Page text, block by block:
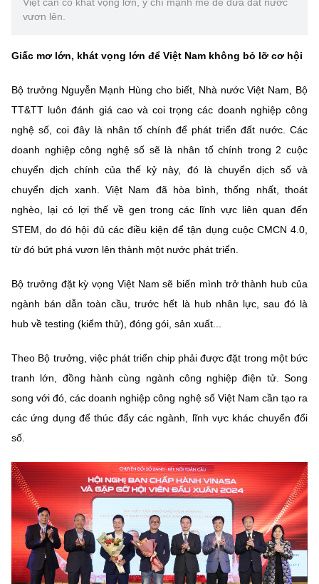
Chọn ngôn ngữ
BỘ KHOA HỌC VÀ CÔNG NGHỆ
Điều khoản sử dụng Theo dõi MST: Góp ý
Cơ quan chủ quản: Bộ Khoa học và Công nghệ (MST)
Chịu trách nhiệm nội dung: Nguyễn Thị Hải Hằng
Giám đốc Trung tâm Truyền thông Khoa học và Công nghệ.
Liên hệ
Email:stc@mst.gov.vn
©2026 Bản quyền thuộc Bộ Khoa Học và Công Nghệ
(Ghi rõ nguồn "https://mst.gov.vn" khi phát hành lại thông tin từ
vươn lên.
Giấc mơ lớn, khát vọng lớn để Việt Nam không bỏ lỡ cơ hội
Bộ trưởng Nguyễn Mạnh Hùng cho biết, Nhà nước Việt Nam, Bộ
TT&TT luôn đánh giá cao và coi trọng các doanh nghiệp công
nghệ số, coi đây là nhân tố chính để phát triển đất nước. Các
doanh nghiệp công nghệ số sẽ là nhân tố chính trong 2 cuộc
chuyển dịch chính của thế kỷ này, đó là chuyển dịch số và
chuyển dịch xanh. Việt Nam đã hòa bình, thống nhất, thoát
nghèo, lại có lợi thế về gen trong các lĩnh vực liên quan đến
STEM, do đó hội đủ các điều kiện để tận dụng cuộc CMCN 4.0,
từ đó bứt phá vươn lên thành một nước phát triển.
Bộ trưởng đặt kỳ vọng Việt Nam sẽ biến mình trở thành hub của
ngành bán dẫn toàn cầu, trước hết là hub nhân lực, sau đó là
hub về testing (kiểm thử), đóng gói, sản xuất...
Theo Bộ trưởng, việc phát triển chip phải được đặt trong một bức
tranh lớn, đồng hành cùng ngành công nghiệp điện tử. Song
song với đó, các doanh nghiệp công nghệ số Việt Nam cần tạo ra
các ứng dụng để thúc đẩy các ngành, lĩnh vực khác chuyển đổi
số.